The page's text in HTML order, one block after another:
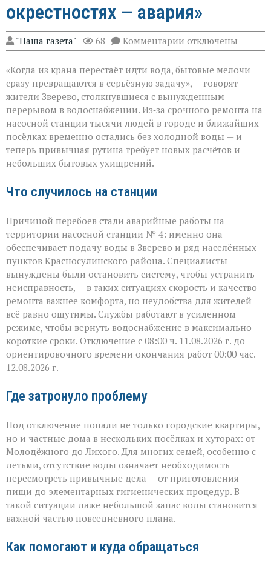
окрестностях — авария»
"Наша газета" 68 Комментарии к
записи
воды
ни
туда
ни
сюда:
в
Зверево
и
окрестностях —
отключены
«Когда из крана перестаёт идти вода, бытовые мелочи
сразу превращаются в серьёзную задачу», — говорят
жители Зверево, столкнувшиеся с вынужденным
перерывом в водоснабжении. Из‑за срочного ремонта на
насосной станции тысячи людей в городе и ближайших
посёлках временно остались без холодной воды — и
теперь привычная рутина требует новых расчётов и
небольших бытовых ухищрений.
Что случилось на станции
Причиной перебоев стали аварийные работы на
территории насосной станции № 4: именно она
обеспечивает подачу воды в Зверево и ряд населённых
пунктов Красносулинского района. Специалисты
вынуждены были остановить систему, чтобы устранить
неисправность, — в таких ситуациях скорость и качество
ремонта важнее комфорта, но неудобства для жителей
всё равно ощутимы. Службы работают в усиленном
режиме, чтобы вернуть водоснабжение в максимально
короткие сроки. Отключение с 08:00 ч. 11.08.2026 г. до
ориентировочного времени окончания работ 00:00 час.
12.08.2026 г.
Где затронуло проблему
Под отключение попали не только городские квартиры,
но и частные дома в нескольких посёлках и хуторах: от
Молодёжного до Лихого. Для многих семей, особенно с
детьми, отсутствие воды означает необходимость
пересмотреть привычные дела — от приготовления
пищи до элементарных гигиенических процедур. В
такой ситуации даже небольшой запас воды становится
важной частью повседневного плана.
Как помогают и куда обращаться